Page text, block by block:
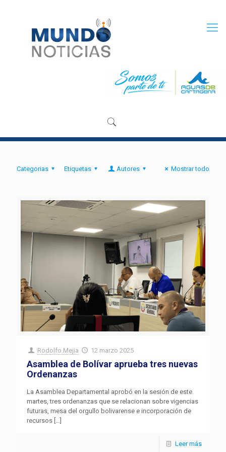
Categorias Etiquetas Autores Mostrar todo
Rodolfo Mejia 12 marzo 2025
Asamblea de Bolívar aprueba tres nuevas
Ordenanzas
La Asamblea Departamental aprobó en la sesión de este
martes, tres ordenanzas que se relacionan sobre vigencias
futuras, mesa del orgullo bolivarense e incorporación de
recursos
Leer más